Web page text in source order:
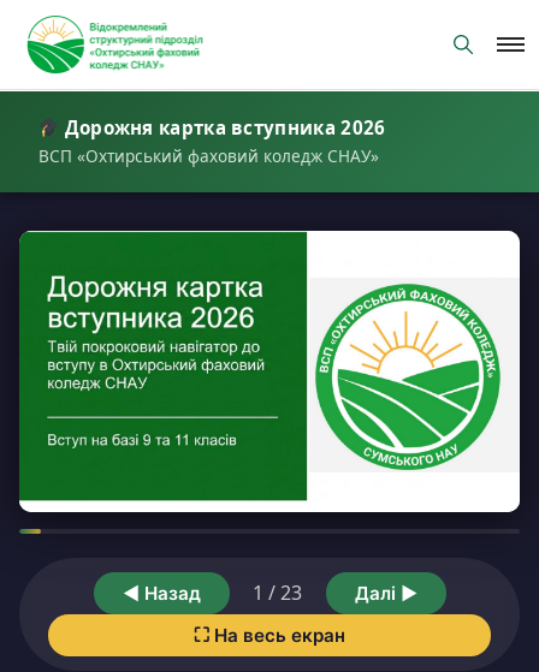
content
Дорожня картка вступника 2026
ВСП «Охтирський фаховий коледж СНАУ»
◀ Назад 1 / 23
Далі ▶
⛶ На весь екран